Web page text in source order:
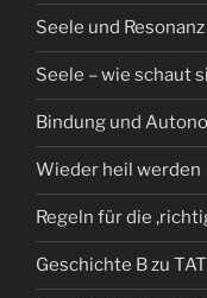
Seele und Resonanz
Seele – wie schaut
Bindung und
Wieder heil werden
Regeln für die
Geschichte B zu